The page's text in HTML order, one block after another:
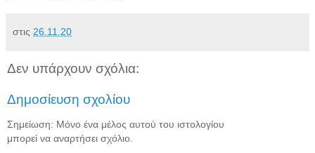
στις 26.11.20
Δεν υπάρχουν σχόλια:
Δημοσίευση σχολίου
Σημείωση: Μόνο ένα μέλος αυτού του ιστολογίου
μπορεί να αναρτήσει σχόλιο.